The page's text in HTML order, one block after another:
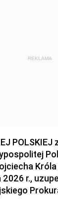
REKLAMA
r.,